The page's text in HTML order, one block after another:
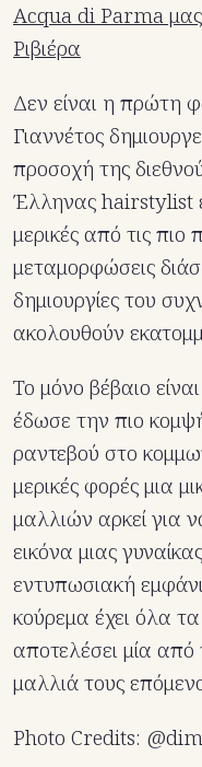
Acqua di Parma μας
Ριβιέρα
Δεν είναι η πρώτη
Γιαννέτος
προσοχή της
Έλληνας hairstylist
μερικές από τις πιο
μεταμορφώσεις
δημιουργίες του
ακολουθούν
Το μόνο βέβαιο
έδωσε την πιο
ραντεβού στο
μερικές φορές μια
μαλλιών αρκεί για
εικόνα μιας
εντυπωσιακή
κούρεμα έχει όλα
αποτελέσει μία από
μαλλιά τους
Photo Credits: